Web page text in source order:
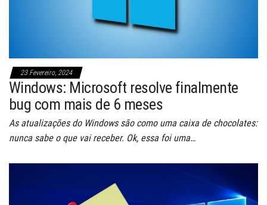
23 Fevereiro, 2024
Windows: Microsoft resolve finalmente
bug com mais de 6 meses
As atualizações do Windows são como uma caixa de chocolates:
nunca sabe o que vai receber. Ok, essa foi uma…